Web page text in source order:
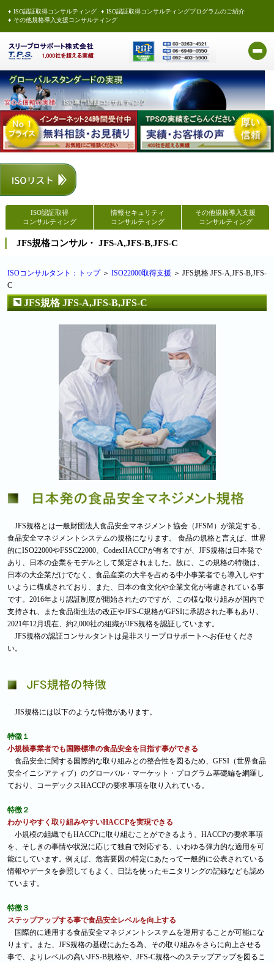
ISO認証取得コンサルティング
ISO認証取得コンサルティングプログラムのご紹介
その他規格導入支援コンサルティング
ISO認証取得
コンサルティング
情報セキュリティ
コンサルティング
その他規格導入支援
コンサルティング
JFS規格コンサル・ JFS-A,JFS-B,JFS-C
ISOコンサルタント：トップ＞ ISO22000取得支援 ＞ JFS規格 JFS-A,JFS-B,JFS-
C
JFS規格 JFS-A,JFS-B,JFS-C
JFS規格とは一般財団法人食品安全マネジメント協会（JFSM）が策定する、
食品安全マネジメントシステムの規格になります。 食品の規格と言えば、世界
的にISO22000やFSSC22000、CodexHACCPが有名ですが、JFS規格は日本発で
あり、日本の企業をモデルとして策定されました。故に、この規格の特徴は、
日本の大企業だけでなく、食品産業の大半を占める中小事業者でも導入しやす
いように構成されており、また、日本の食文化や企業文化が考慮されている事
です。2016年より認証制度が開始されたのですが、この様な取り組みが国内で
支持され、また食品衛生法の改正やJFS-C規格がGFSIに承認された事もあり、
2021年12月現在、約2,000社の組織がJFS規格を認証しています。
JFS規格の認証コンサルタントは是非スリープロサポートへお任せくださ
い。
JIS規格には以下のような特徴があります。
特徴１
小規模事業者でも国際標準の食品安全を目指す事ができる
食品安全に関する国際的な取り組みとの整合性を図るため、GFSI（世界食品
安全イニシアティブ）のグローバル・マーケット・プログラム基礎編を網羅し
ており、コーデックスHACCPの要求事項を取り入れている。
特徴２
わかりやすく取り組みやすいHACCPを実現できる
小規模の組織でもHACCPに取り組むことができるよう、HACCPの要求事項
を、そしきの事情や状況に応じて独自で対応する、いわゆる弾力的な適用を可
能にしています。例えば、危害要因の特定にあたって一般的に公表されている
情報やデータを参照してもよく、日誌を使ったモニタリングの記録なども認め
ています。
特徴３
ステップアップする事で食品安全レベルを向上する
国際的に通用する食品安全マネジメントシステムを運用することが可能にな
ります。また、JFS規格の基礎にあたる為、その取り組みをさらに向上させる
事で、よりレベルの高いJFS-B規格や、JFS-C規格へのステップアップを図るこ